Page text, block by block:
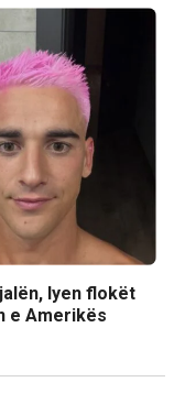
lyen flokët
e Amerikës